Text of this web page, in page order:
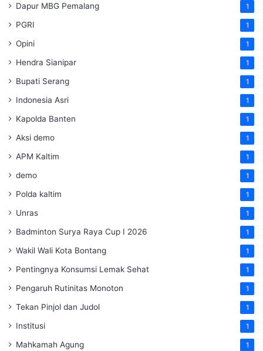
Dapur MBG Pemalang 1
PGRI 1
Opini 1
Hendra Sianipar 1
Bupati Serang 1
Indonesia Asri 1
Kapolda Banten 1
Aksi demo 1
APM Kaltim 1
demo 1
Polda kaltim 1
Unras 1
Badminton Surya Raya Cup I 2026 1
Wakil Wali Kota Bontang 1
Pentingnya Konsumsi Lemak Sehat 1
Pengaruh Rutinitas Monoton 1
Tekan Pinjol dan Judol 1
Institusi 1
Mahkamah Agung 1